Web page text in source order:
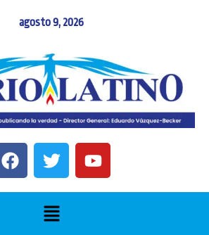
agosto 9, 2026